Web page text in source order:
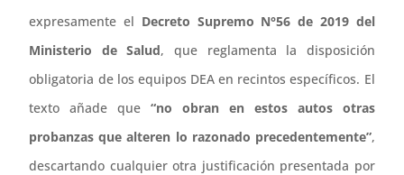
expresamente el Decreto Supremo N°56 de 2019 del
Ministerio de Salud, que reglamenta la disposición
obligatoria de los equipos DEA en recintos específicos. El
texto añade que“no obran en estos autos otras
probanzas que alteren lo razonado precedentemente”,
descartando cualquier otra justificación presentada por